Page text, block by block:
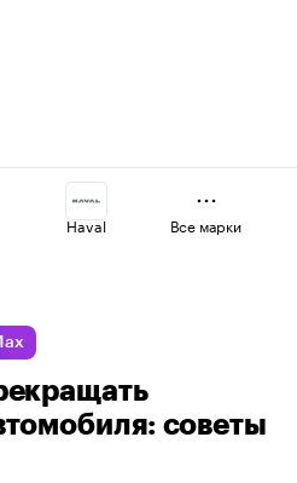
Haval
Omoda
Все марки
советы